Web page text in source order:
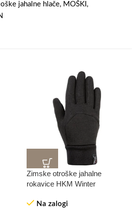
jahalne hlače, MOŠKI ,
Zimske otroške jahalne
rokavice HKM Winter
Na zalogi